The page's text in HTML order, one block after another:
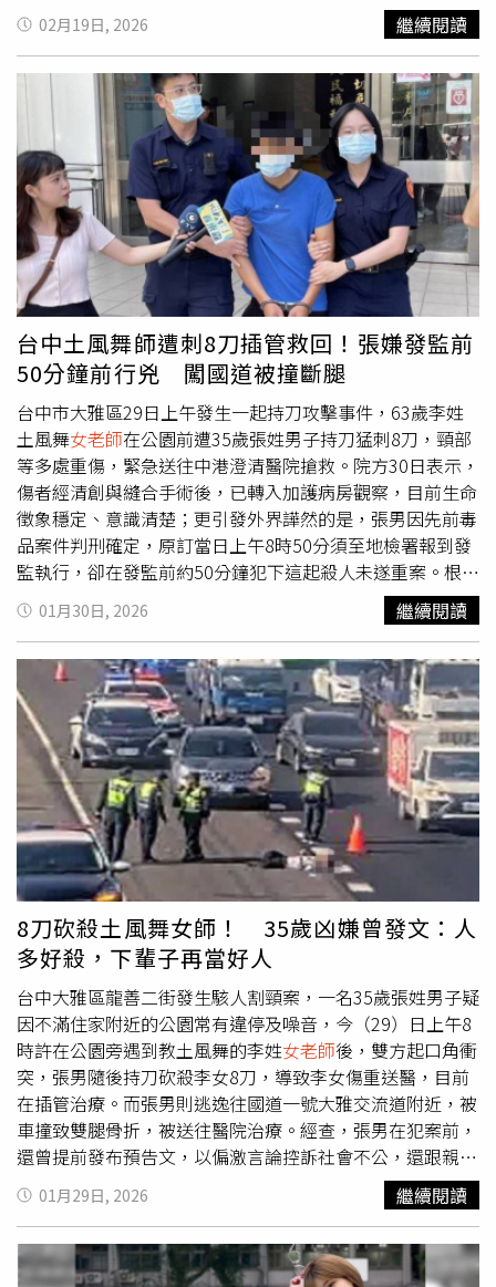
幾乎三分之二的光復鄉與部分萬榮鄉、鳳林鄉等地瞬間遭到
洪水吞沒。滾滾洪水沿著地勢一路直下，並將馬太鞍溪橋沖
毀，導致馬太鞍溪下游南側堤防破損，一路衝進光復鄉市
區，造成縣道193路段一度遭洪水淹沒封閉。洪災發生後，
造成許多民眾第一時間來不及逃生，眼睜睜看著家園被吞
沒，一樓高的家園瞬間遭到大量泥沙吞噬，眨眼之間就被埋
在泥沙裡面，總計造成19人死亡、157人受傷，至今仍有5
人失聯。 災難發生後，有民眾在社群網站上號召一起前往
光復擔任「鏟子超人」，大批民眾、慈善團體等自發性搭乘
台鐵前往花蓮光復鄉擔任志工，協助民眾進行災後復原作
業，將災民家中汙泥清除。而陸軍司令部也在第一時間派員
前往救援，總計至少派出3.5萬名官兵投入災後重建之中。
儘管洪災讓光復滿目瘡痍，但災難之後仍有微光，一度傳出
失聯的6歲女童小沂被姑婆和姑丈2人一路托舉至屋頂橫梁高
處避難，直到救難人員聽到小女孩呼救聲，將屋頂切開順利
將小沂救出，只是小沂的姑婆和姑丈2人最終仍不幸罹難。
然而災難發生後也相當考驗人性，光復洪災事件滿月後，儘
管多數民宅已將汙泥清除，但小沂姑婆親妹一家還尚未走出
喪親之痛，隨即就遭房東趕出，並疑似動用關係在災後遷入
戶口、領走補助金、拔走他們申請的熱水器，讓小沂姑婆妹
妹一家氣炸，怒報警提告竊盜。事件爆出後，光復鄉也上演
一場房東與房客大戰，不少租客災後除須面對滿目瘡痍的家
園，還遭房東強行收回房屋，以此請領補助金。 2025年10
月2日，苗栗一名48歲邱姓男子在超商外持刀砍傷3名路
人，安親班老師奮勇拯救丁姓女童。（圖／翻攝自Threads
＠k117025）八、2025年10月2日：苗栗男隨機砍殺女童苗
栗縣苗栗市10月2日發生駭人隨機攻擊事件。一名才剛出獄
才半年多的48歲邱姓男子吸毒後，竟把一把長約30公分的
利刃以膠帶綁在左手，於街頭揮舞揮刺，導致一名大人與2
名學童受到輕重傷。 邱男上午施用完安非他命後，隨即持
利刃騎車外出尋找做案目標，先是在苗栗市社寮街朝徐姓女
童刺去，造成女童脖子、胸部與右手肘均有撕裂傷；女童隨
後也一路逃往中正路超商，未料邱男卻一路尾隨，於超商門
口持刀刺向一名林姓男子，再抓住丁姓女童，朝女童胸口狂
刺，所幸遭到安親班黃姓女老師 奮勇救出。 而邱男2015年
間就曾因持剪刀在同家超商內刺傷4人，其中一人險些被砍
到頸動脈，而當時抓捕邱男的劉姓員警更因此身中7刀，最
終邱男被依殺人未遂罪嫌判處有期徒刑8年8月，直到2025
年9月服刑期滿出獄，未料卻又再次犯案。 對此，苗栗地檢
署11月11日偵結，依3個殺人未遂罪嫌起訴邱男，指出邱男
對幾乎毫無反擊能力的女童下手，事隔10年再犯，具體求處
無期徒刑。台中梧棲養豬場2025年10月22日被驗出非洲豬
瘟陽性病毒，國軍也在第一時間趕往清消。（圖／翻攝自台
中市政府官網）九、2025年10月22日：台中梧棲爆非洲豬
瘟2025年10月22日，農業部緊急召開記者會指出，台中市
梧棲區出現非洲豬瘟案例，於豬隻身上檢驗到非洲豬瘟病毒
陽性反應，為台灣7年防線首度出現破口。 為防堵疫情擴
大，農業部第一時間宣布全國豬隻禁運禁宰，並禁止使用廚
02月19日, 2026 繼續閱讀
台中土風舞師遭刺8刀插管救回！張嫌發監前
50分鐘前行兇 闖國道被撞斷腿
台中市大雅區29日上午發生一起持刀攻擊事件，63歲李姓
土風舞女老師在公園前遭35歲張姓男子持刀猛刺8刀，頸部
等多處重傷，緊急送往中港澄清醫院搶救。院方30日表示，
傷者經清創與縫合手術後，已轉入加護病房觀察，目前生命
徵象穩定、意識清楚；更引發外界譁然的是，張男因先前毒
品案件判刑確定，原訂當日上午8時50分須至地檢署報到發
監執行，卻在發監前約50分鐘犯下這起殺人未遂重案。根據
《ETtoday新聞雲》引述中港澄清醫院說法，李女傷勢嚴
重，所幸未傷及重要器官，經緊急處置後病況逐步穩定，目
前仍在加護病房持續觀察與治療。院方也特別感謝消防救護
人員第一時間到場，立即進行壓迫止血處置，為後續醫療爭
取關鍵時間。行兇後逃逸的張姓男子，隨後徒步闖入國道，
途中遭行經車輛撞擊倒地，一度造成國道車流嚴重回堵。警
消獲報後將他送往台中榮民總醫院救治。院方表示，張男雙
側大腿骨折，全身多處挫傷，目前意識清楚、生命徵象穩
定，後續將視傷勢評估安排手術治療。警方調查，案件發生
於29日上午8時左右，地點在台中市大雅區龍善二街一處公
園前。李女與張男疑因生活噪音問題發生口角，張男隨即持
刀攻擊後逃離現場，相關行兇動機仍待進一步釐清。進一步
查出，張男2023年間因種植並販售「火麻」活株遭警方查
獲，檢警認定火麻屬於大麻，依毒品罪嫌起訴，經台中地方
法院判處5年6月有期徒刑，上訴至最高法院均遭駁回，全案
確定。原本應於案發當日上午報到發監執行，卻在入獄前犯
下本案。此外，警方也掌握，張男案發前曾在網路發表長
文，指控司法不公，並抱怨生活周遭噪音問題，內容言詞激
烈，甚至出現威脅性語句。案發前約兩週，他也曾向法醫高
大成求助，希望對方為其毒品案件背書，但遭婉拒。相關言
論是否與犯案動機有關，警方仍持續調查釐清。
01月30日, 2026 繼續閱讀
8刀砍殺土風舞女師！ 35歲凶嫌曾發文：人
多好殺，下輩子再當好人
台中大雅區龍善二街發生駭人割頸案，一名35歲張姓男子疑
因不滿住家附近的公園常有違停及噪音，今（29）日上午8
時許在公園旁遇到教土風舞的李姓女老師後，雙方起口角衝
突，張男隨後持刀砍殺李女8刀，導致李女傷重送醫，目前
在插管治療。而張男則逃逸往國道一號大雅交流道附近，被
車撞致雙腿骨折，被送往醫院治療。經查，張男在犯案前，
還曾提前發布預告文，以偏激言論控訴社會不公，還跟親友
說「下輩子再當好人」。據悉，李女的機車停在龍善二街三
和公園旁，正要到籃球場準備教學，後來她與張男起了衝
突，張男拿出刀械砍她頸部，李女想逃，張男還持刀繼續
追；李女不幸身中8刀，頸部傷勢嚴重，而張男則趁機落
01月29日, 2026 繼續閱讀